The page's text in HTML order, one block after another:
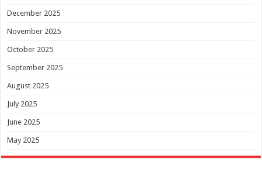
December 2025
November 2025
October 2025
September 2025
August 2025
July 2025
June 2025
May 2025